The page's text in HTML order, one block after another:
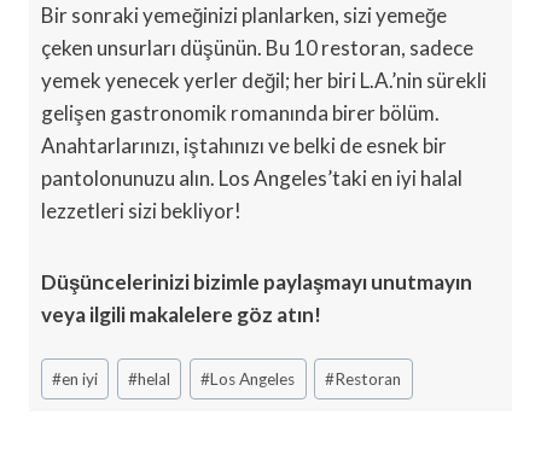
Bir sonraki yemeğinizi planlarken, sizi yemeğe
çeken unsurları düşünün. Bu 10 restoran, sadece
yemek yenecek yerler değil; her biri L.A.’nin sürekli
gelişen gastronomik romanında birer bölüm.
Anahtarlarınızı, iştahınızı ve belki de esnek bir
pantolonunuzu alın. Los Angeles’taki en iyi halal
lezzetleri sizi bekliyor!
Düşüncelerinizi bizimle paylaşmayı unutmayın
veya ilgili makalelere göz atın!
Post
Tags:
#en iyi #helal #Los Angeles #Restoran